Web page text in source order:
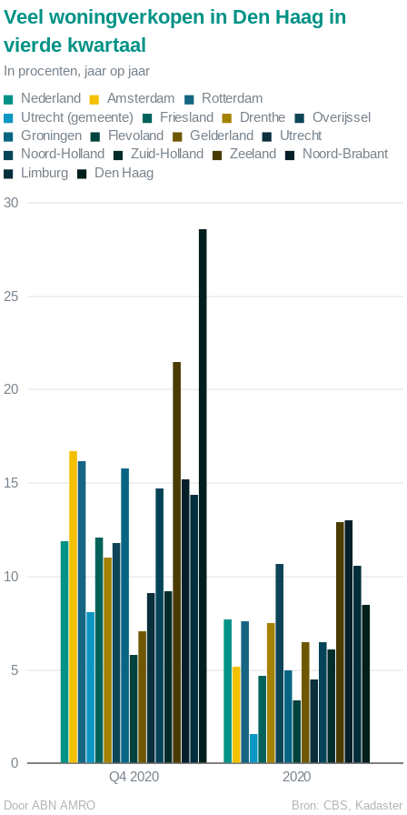
Veel woningverkopen in Den Haag in
vierde kwartaal
In procenten, jaar op jaar
Nederland Amsterdam
Rotterdam
Utrecht (gemeente)
Friesland Drenthe
Overijssel
Groningen
Flevoland Gelderland
Utrecht
Noord-Holland
Zuid-Holland Zeeland
Noord-Brabant
Limburg
Den Haag
Q4 2020 2020
0
5
10
15
20
25
30
Bron: CBS, Kadaster
Door ABN AMRO